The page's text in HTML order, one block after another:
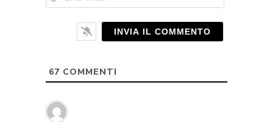
Web*
67 COMMENTI